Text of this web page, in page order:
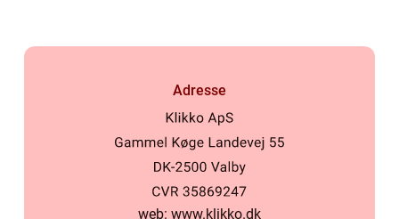
Adresse
web: www.klikko.dk